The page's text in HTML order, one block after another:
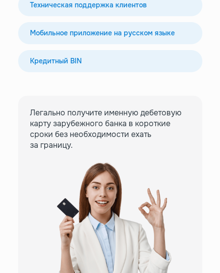
Техническая поддержка клиентов
Мобильное приложение на русском языке
Кредитный BIN
Легально получите именную дебетовую
карту зарубежного банка в короткие
сроки без необходимости ехать
за границу.